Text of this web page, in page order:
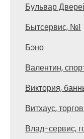
Бульвар
Бытсервис, №1
Бэно
Валентин,
Виктория,
Витхаус,
Влад-сервис,